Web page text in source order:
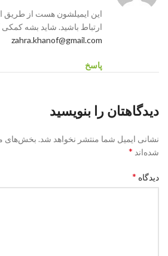
این ایمیلشون هست از طریق
ارتباط باشید. شاید بشه کمکی
zahra.khanof@gmail.com
پاسخ
دیدگاهتان را بنویسید
نشانی ایمیل شما منتشر نخواهد شد. بخش‌های
شده‌اند *
دیدگاه *